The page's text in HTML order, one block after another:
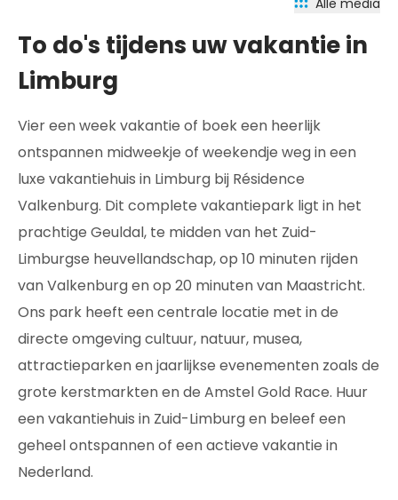
To do's tijdens uw vakantie in
Limburg
Vier een week vakantie of boek een heerlijk
ontspannen midweekje of weekendje weg in een
luxe vakantiehuis in Limburg bij Résidence
Valkenburg. Dit complete vakantiepark ligt in het
prachtige Geuldal, te midden van het Zuid-
Limburgse heuvellandschap, op 10 minuten rijden
van Valkenburg en op 20 minuten van Maastricht.
Ons park heeft een centrale locatie met in de
directe omgeving cultuur, natuur, musea,
attractieparken en jaarlijkse evenementen zoals de
grote kerstmarkten en de Amstel Gold Race. Huur
een vakantiehuis in Zuid-Limburg en beleef een
geheel ontspannen of een actieve vakantie in
Nederland.